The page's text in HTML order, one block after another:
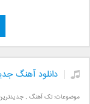
دانلود آهنگ
موضوعات:تک آهنگ ,